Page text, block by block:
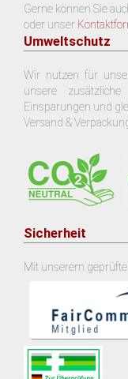
Gerne können Sie
oder unser
Umweltschutz
Wir nutzen für
unsere
Einsparungen und
Versand &
Sicherheit
Mit unserem